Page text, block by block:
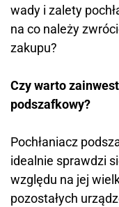
wady i zalety
na co należy
zakupu?
Czy warto
podszafkowy?
Pochłaniacz
idealnie sprawdzi
względu na jej
pozostałych